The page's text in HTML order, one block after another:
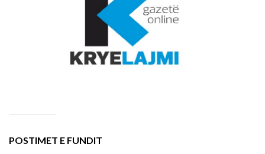
POSTIMET E FUNDIT